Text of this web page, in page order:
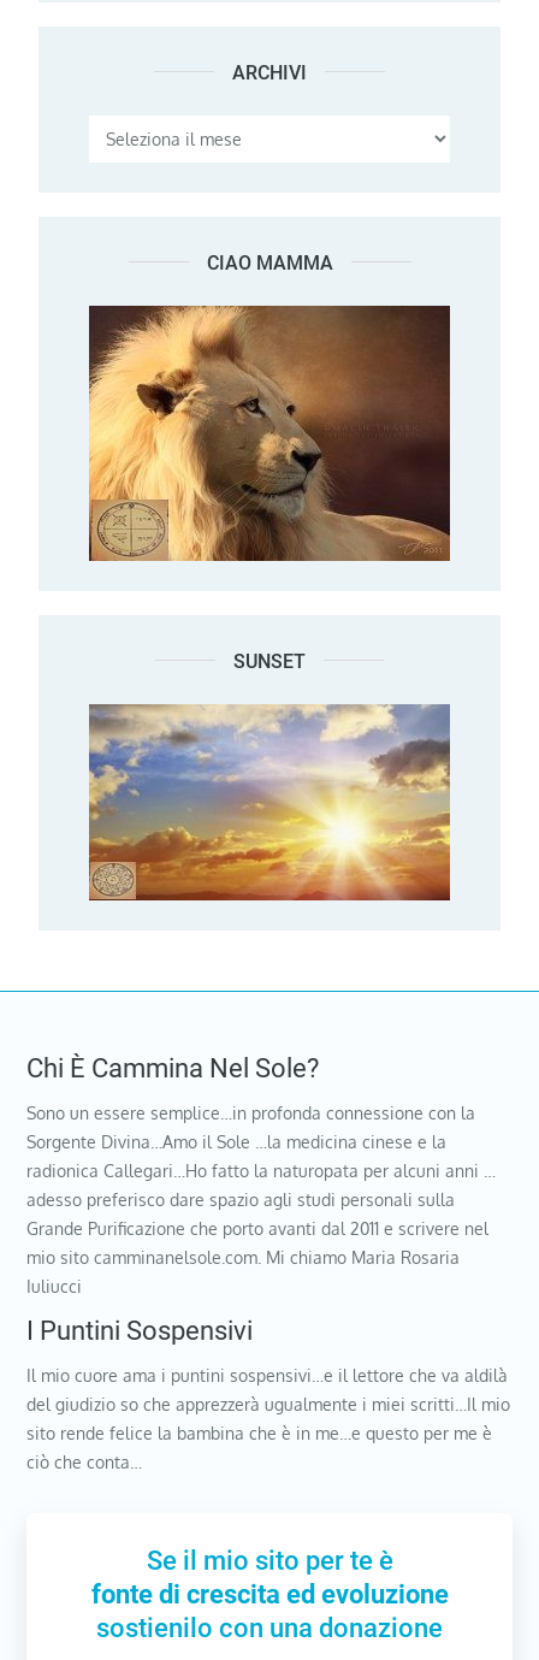
ARCHIVI Archivi
CIAO MAMMA
SUNSET
Chi È Cammina Nel Sole?
Sono un essere semplice…in profonda connessione con la
Sorgente Divina…Amo il Sole …la medicina cinese e la
radionica Callegari…Ho fatto la naturopata per alcuni anni …
adesso preferisco dare spazio agli studi personali sulla
Grande Purificazione che porto avanti dal 2011 e scrivere nel
mio sito camminanelsole.com. Mi chiamo Maria Rosaria
Iuliucci
I Puntini Sospensivi
Il mio cuore ama i puntini sospensivi…e il lettore che va aldilà
del giudizio so che apprezzerà ugualmente i miei scritti…Il mio
sito rende felice la bambina che è in me…e questo per me è
ciò che conta…
Se il mio sito per te è
fonte di crescita ed evoluzione
sostienilo con una donazione